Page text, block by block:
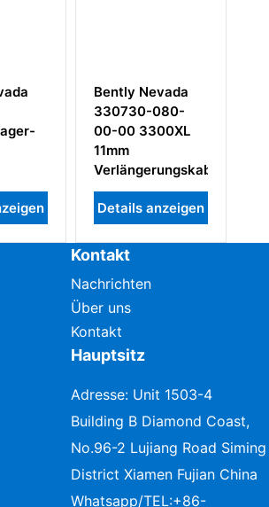
Nevada
080-
3300XL
anzeigen
Bently Nevada
3500/45
Positionsmonitor
Details anzeigen
Kontakt
Nachrichten
Über uns
Kontakt
Hauptsitz
Adresse: Unit 1503-4
Building B Diamond Coast,
No.96-2 Lujiang Road Siming
District Xiamen Fujian China
Whatsapp/TEL:+86-